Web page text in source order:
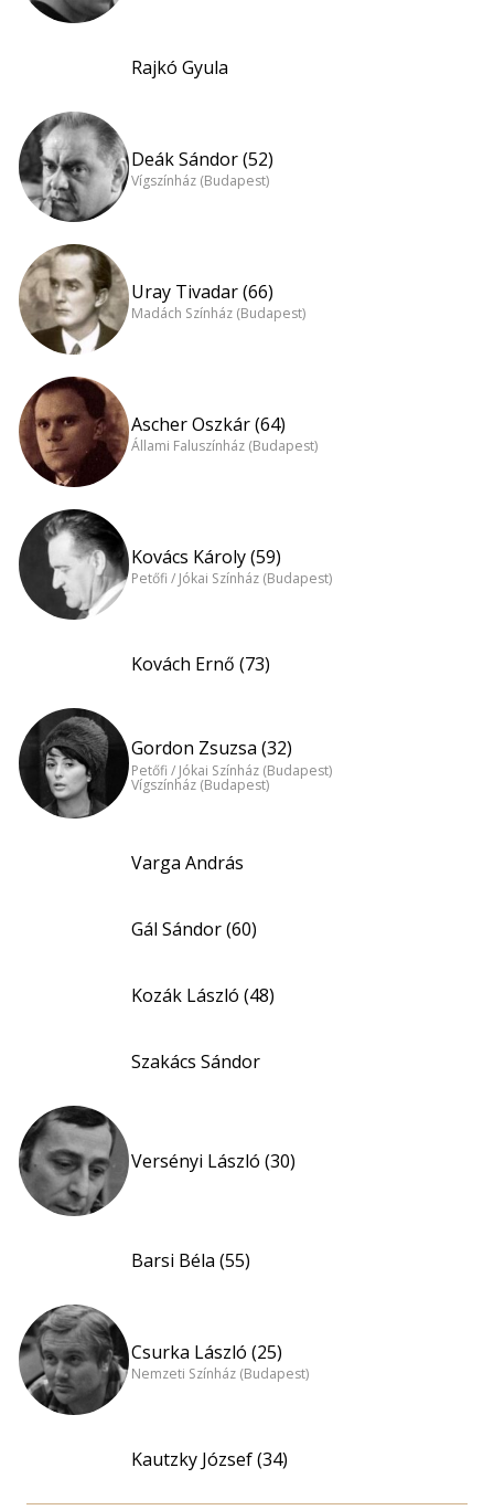
Rajkó Gyula
Deák Sándor (52)
Vígszínház (Budapest)
Uray Tivadar (66)
Madách Színház (Budapest)
Ascher Oszkár (64)
Állami Faluszínház (Budapest)
Kovács Károly (59)
Petőfi / Jókai Színház (Budapest)
Kovách Ernő (73)
Gordon Zsuzsa (32)
Petőfi / Jókai Színház (Budapest)
Vígszínház (Budapest)
Varga András
Gál Sándor (60)
Kozák László (48)
Szakács Sándor
Versényi László (30)
Barsi Béla (55)
Csurka László (25)
Nemzeti Színház (Budapest)
Kautzky József (34)